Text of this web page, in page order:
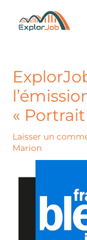
contenu
« Portrait
Laisser un
Marion